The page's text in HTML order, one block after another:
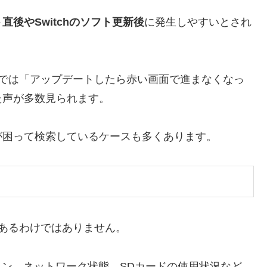
後やSwitchのソフト更新後に発生しやすいとされ
は「アップデートしたら赤い画面で進まなくなっ
が多数見られます。
って検索しているケースも多くあります。
わけではありません。